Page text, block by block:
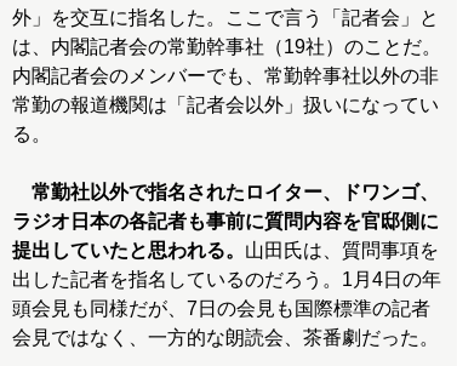
外」を交互に指名した。ここで言う「記者会」と
は、内閣記者会の常勤幹事社（19社）のことだ。
内閣記者会のメンバーでも、常勤幹事社以外の非
常勤の報道機関は「記者会以外」扱いになってい
る。
常勤社以外で指名されたロイター、ドワンゴ、
ラジオ日本の各記者も事前に質問内容を官邸側に
提出していたと思われる。 山田氏は、質問事項を
出した記者を指名しているのだろう。1月4日の年
頭会見も同様だが、7日の会見も国際標準の記者
会見ではなく、一方的な朗読会、茶番劇だった。